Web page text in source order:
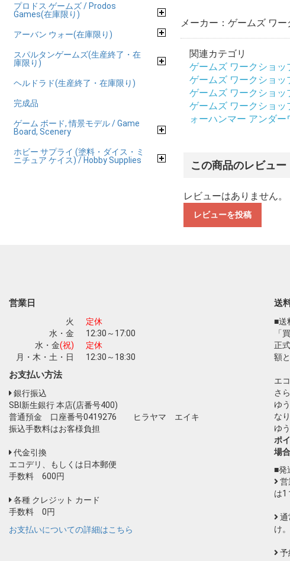
プロドス ゲームズ / Prodos
Games(在庫限り)
アーバン ウォー(在庫限り)
スパルタンゲームズ(生産終了・在
庫限り)
ヘルドラド(生産終了・在庫限り)
完成品
ゲーム ボード, 情景モデル / Game
Board, Scenery
ホビー サプライ (塗料・ダイス・ミ
ニチュア ケイス) / Hobby Supplies
メーカー：ゲームズ ワ
関連カテゴリ
ゲームズ ワークショッ
ゲームズ ワークショッ
ゲームズ ワークショッ
ゲームズ ワークショッ
ォーハンマー アンダ
この商品のレビュー
レビューはありません。
レビューを投稿
営業日
火
定休
水・金
12:30～17:00
水・金(祝)
定休
月・木・土・日
12:30～18:30
お支払い方法
銀行振込
SBI新生銀行 本店(店番号400)
普通預金 口座番号0419276 ヒラヤマ エイキ
振込手数料はお客様負担
代金引換
エコデリ、もしくは日本郵便
手数料 600円
各種 クレジット カード
手数料 0円
お支払いについての詳細はこちら
送
■送
「
正
額
エ
さ
ゆ
な
ゆ
ポ
場
■発
営
は1
通
け。
予